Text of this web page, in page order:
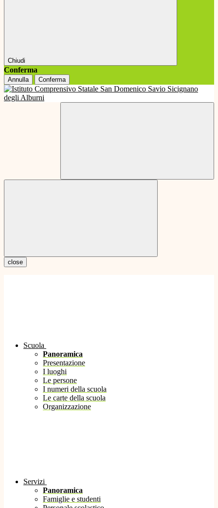
Chiudi
Conferma
Annulla Conferma
close
Scuola
Panoramica
Presentazione
I luoghi
Le persone
I numeri della scuola
Le carte della scuola
Organizzazione
Servizi
Panoramica
Famiglie e studenti